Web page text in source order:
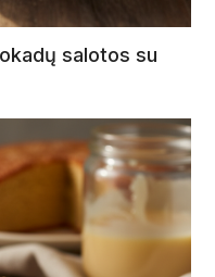
salotos su